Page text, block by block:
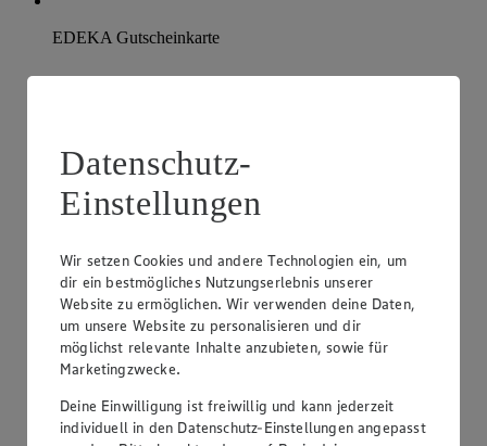
EDEKA Gutscheinkarte
Datenschutz-
Einstellungen
Wir setzen Cookies und andere Technologien ein, um
dir ein bestmögliches Nutzungserlebnis unserer
Website zu ermöglichen. Wir verwenden deine Daten,
um unsere Website zu personalisieren und dir
möglichst relevante Inhalte anzubieten, sowie für
Marketingzwecke.
Deine Einwilligung ist freiwillig und kann jederzeit
individuell in den Datenschutz-Einstellungen angepasst